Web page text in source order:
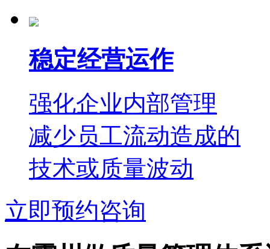
稳定经营运作
强化企业内部管理
减少员工流动造成的
技术或质量波动
立即预约咨询